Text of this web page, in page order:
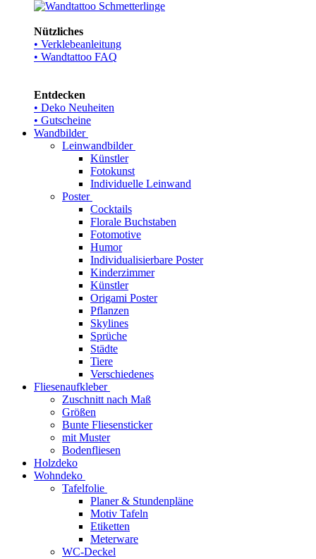
Nützliches
• Verklebeanleitung
• Wandtattoo FAQ
Entdecken
• Deko Neuheiten
• Gutscheine
Wandbilder
Leinwandbilder
Künstler
Fotokunst
Individuelle Leinwand
Poster
Cocktails
Florale Buchstaben
Fotomotive
Humor
Individualisierbare Poster
Kinderzimmer
Künstler
Origami Poster
Pflanzen
Skylines
Sprüche
Städte
Tiere
Verschiedenes
Fliesenaufkleber
Zuschnitt nach Maß
Größen
Bunte Fliesensticker
mit Muster
Bodenfliesen
Holzdeko
Wohndeko
Tafelfolie
Planer & Stundenpläne
Motiv Tafeln
Etiketten
Meterware
WC-Deckel